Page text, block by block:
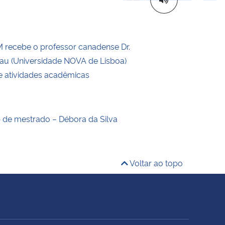
recebe o professor canadense Dr.
(Universidade NOVA de Lisboa)
atividades acadêmicas
mestrado – Débora da Silva
Voltar ao topo